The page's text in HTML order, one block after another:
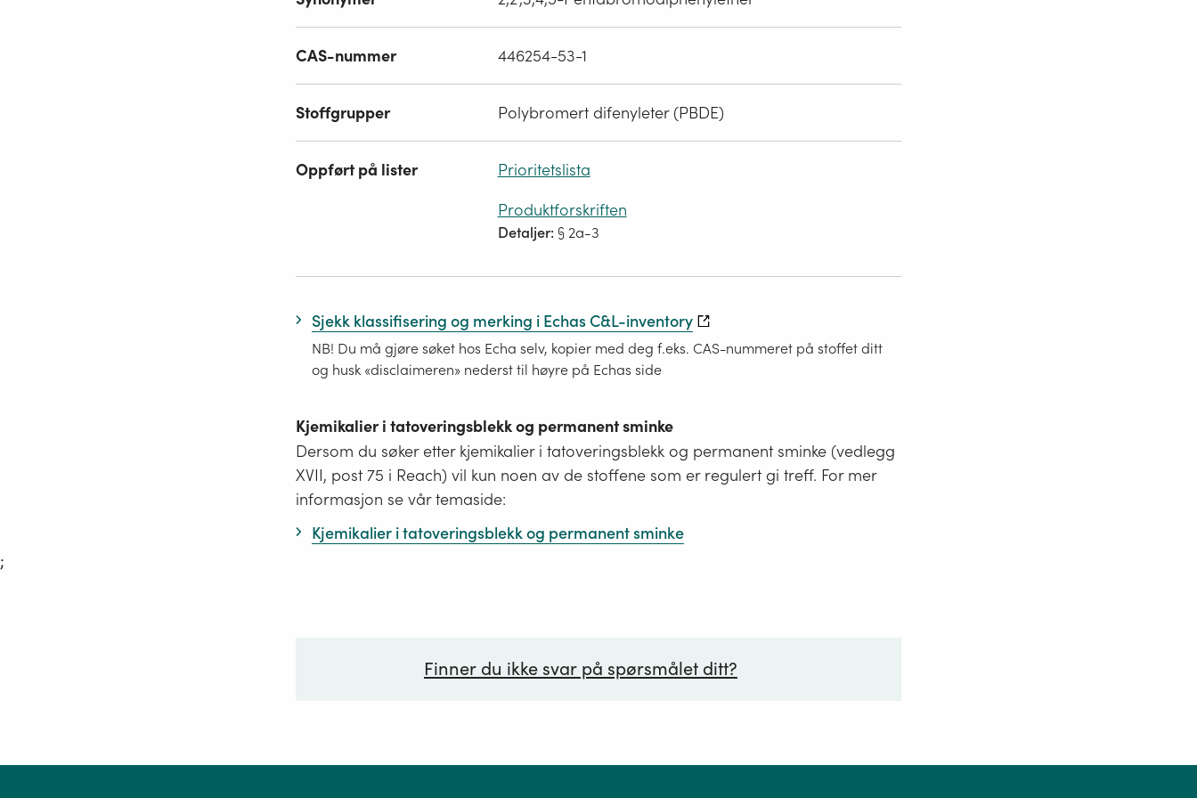
CAS-nummer 446254-53-1
Stoffgrupper Polybromert difenyleter (PBDE)
Oppført på lister
Prioritetslista
Produktforskriften
Detaljer: § 2a-3
Sjekk klassifisering og merking i Echas C&L-inventory
NB! Du må gjøre søket hos Echa selv, kopier med deg f.eks. CAS-nummeret på stoffet ditt
og husk «disclaimeren» nederst til høyre på Echas side
Kjemikalier i tatoveringsblekk og permanent sminke
Dersom du søker etter kjemikalier i tatoveringsblekk og permanent sminke (vedlegg
XVII, post 75 i Reach) vil kun noen av de stoffene som er regulert gi treff. For mer
informasjon se vår temaside:
Kjemikalier i tatoveringsblekk og permanent sminke
;
Finner du ikke svar på spørsmålet ditt?